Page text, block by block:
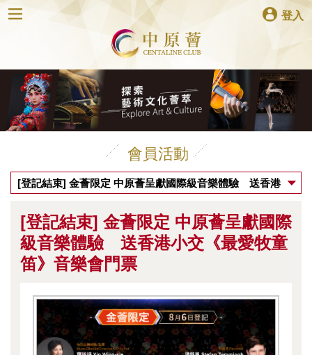
登入
會員活動
[登記結束] 金薈限定 中原薈呈獻國際級音樂體驗 送香港
[登記結束] 金薈限定 中原薈呈獻國際
級音樂體驗 送香港小交《最愛牧童
笛》音樂會門票